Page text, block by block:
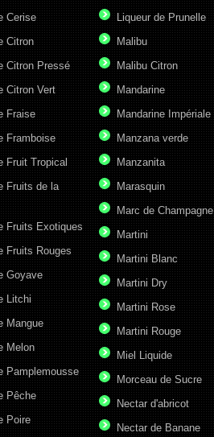
Cerise
Citron
Citron Pressé
Citron Vert
Fraise
Framboise
Fruit Tropical
Fruits de la
Fruits Exotiques
Fruits Rouges
Goyave
Litchi
Mangue
Melon
Pamplemousse
Pêche
Poire
Liqueur de Prunelle
Malibu
Malibu Citron
Mandarine
Mandarine Impériale
Manzana verde
Manzanita
Marasquin
Marc de Champagne
Martini
Martini Blanc
Martini Dry
Martini Rose
Martini Rouge
Miel Liquide
Morceau de Sucre
Nectar d'abricot
Nectar de Banane